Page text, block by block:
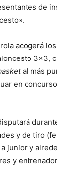
de
acogerá los
3×3,
al más
en
y de tiro
junior y
y